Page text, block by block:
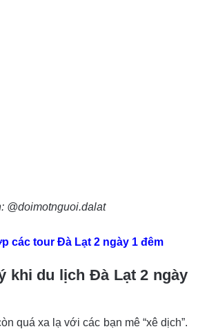
@doimotnguoi.dalat
các tour Đà Lạt 2 ngày 1 đêm
khi du lịch Đà Lạt 2 ngày
quá xa lạ với các bạn mê “xê dịch”.